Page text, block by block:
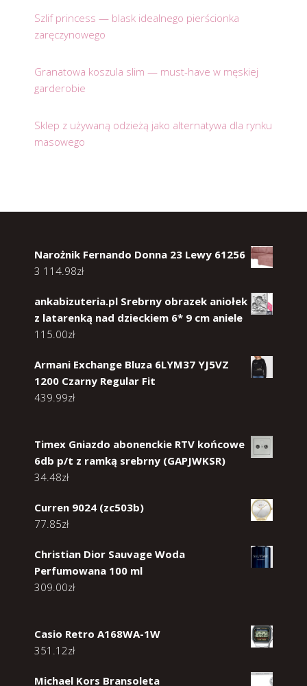
Szlif princess — blask idealnego pierścionka
zaręczynowego
Granatowa koszula slim — must-have w męskiej
garderobie
Sklep z używaną odzieżą jako alternatywa dla rynku
masowego
Narożnik Fernando Donna 23 Lewy 61256
3 114.98zł
ankabizuteria.pl Srebrny obrazek aniołek
z latarenką nad dzieckiem 6* 9 cm aniele
115.00zł
Armani Exchange Bluza 6LYM37 YJ5VZ
1200 Czarny Regular Fit
439.99zł
Timex Gniazdo abonenckie RTV końcowe
6db p/t z ramką srebrny (GAPJWKSR)
34.48zł
Curren 9024 (zc503b)
77.85zł
Christian Dior Sauvage Woda
Perfumowana 100 ml
309.00zł
Casio Retro A168WA-1W
351.12zł
Michael Kors Bransoleta